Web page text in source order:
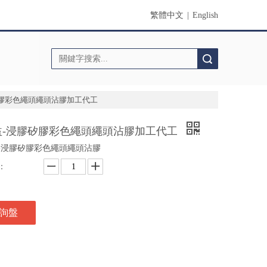
繁體中文 English
彩色繩頭繩頭沾膠加工代工
浸膠矽膠彩色繩頭繩頭沾膠加工代工
膠矽膠彩色繩頭繩頭沾膠
盤